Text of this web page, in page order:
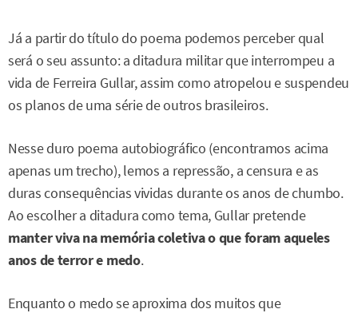
Já a partir do título do poema podemos perceber qual
será o seu assunto: a ditadura militar que interrompeu a
vida de Ferreira Gullar, assim como atropelou e suspendeu
os planos de uma série de outros brasileiros.
Nesse duro poema autobiográfico (encontramos acima
apenas um trecho), lemos a repressão, a censura e as
duras consequências vividas durante os anos de chumbo.
Ao escolher a ditadura como tema, Gullar pretende
manter viva na memória coletiva o que foram aqueles
anos de terror e medo.
Enquanto o medo se aproxima dos muitos que